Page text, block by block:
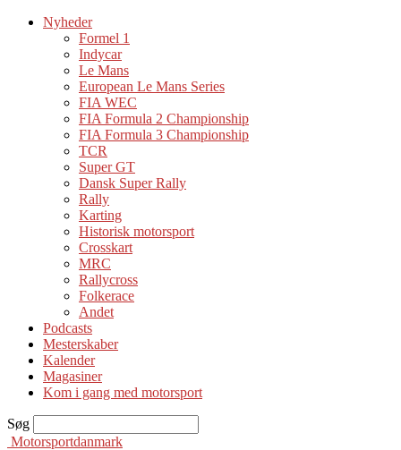
Nyheder
Formel 1
Indycar
Le Mans
European Le Mans Series
FIA WEC
FIA Formula 2 Championship
FIA Formula 3 Championship
TCR
Super GT
Dansk Super Rally
Rally
Karting
Historisk motorsport
Crosskart
MRC
Rallycross
Folkerace
Andet
Podcasts
Mesterskaber
Kalender
Magasiner
Kom i gang med motorsport
Søg
Motorsportdanmark